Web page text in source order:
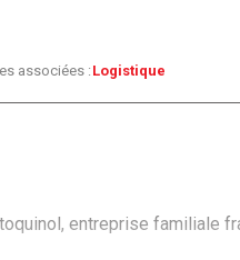
associées : Logistique
entreprise familiale